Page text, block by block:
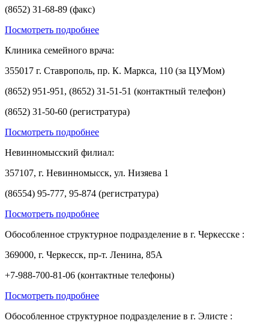
(8652) 31-68-89 (факс)
Посмотреть подробнее
Клиника семейного врача:
355017 г. Ставрополь, пр. К. Маркса, 110 (за ЦУМом)
(8652) 951-951, (8652) 31-51-51 (контактный телефон)
(8652) 31-50-60 (регистратура)
Посмотреть подробнее
Невинномысский филиал:
357107, г. Невинномысск, ул. Низяева 1
(86554) 95-777, 95-874 (регистратура)
Посмотреть подробнее
Обособленное структурное подразделение в г. Черкесске :
369000, г. Черкесск, пр-т. Ленина, 85А
+7-988-700-81-06 (контактные телефоны)
Посмотреть подробнее
Обособленное структурное подразделение в г. Элисте :